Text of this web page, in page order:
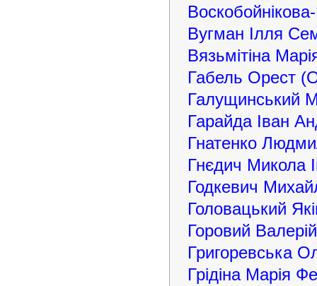
Вугман Ілля
Вязьмітіна
Габель Орест
Галущинський
Гарайда Іван
Гнатенко
Гнєдич Микола
Годкевич
Головацький
Горовий
Григоревська
Грідіна Марія